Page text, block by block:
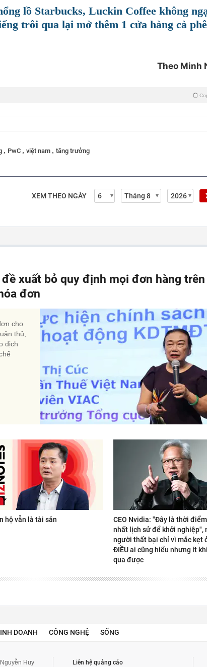
lồ Starbucks, Luckin Coffee không
trôi qua lại mở thêm 1 cửa hàng cà phê
Theo Minh
, PwC , việt nam , tăng trưởng
XEM THEO NGÀY
xuất bỏ quy định mọi đơn hàng trên
đơn
cho
thủ,
dịch
hộ vẫn là tài sản
CEO Nvidia: "Đây là thời
nhất lịch sử để khởi nghiệp",
người thất bại chỉ vì mắc kẹt
ĐIỀU ai cũng hiểu nhưng ít
qua được
DOANH CÔNG NGHỆ SỐNG
Huy Liên hệ quảng cáo